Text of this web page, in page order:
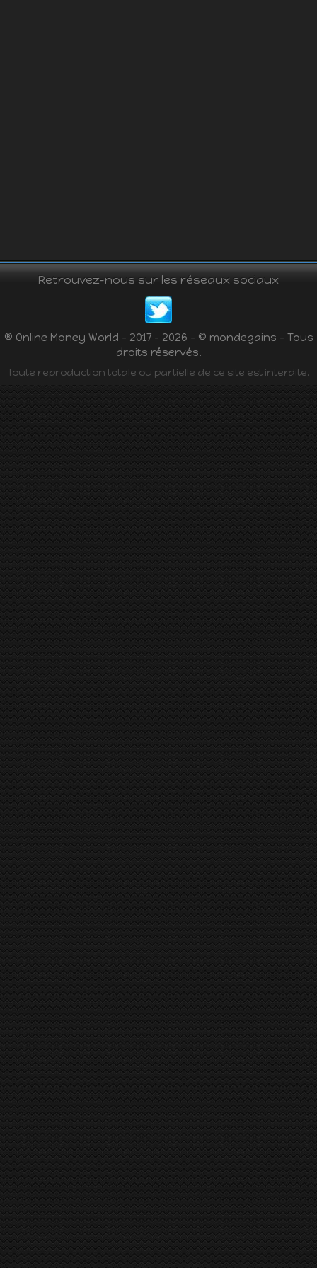
Retrouvez-nous sur les réseaux sociaux
® Online Money World - 2017 - 2026 - © mondegains - Tous
droits réservés.
Toute reproduction totale ou partielle de ce site est interdite.